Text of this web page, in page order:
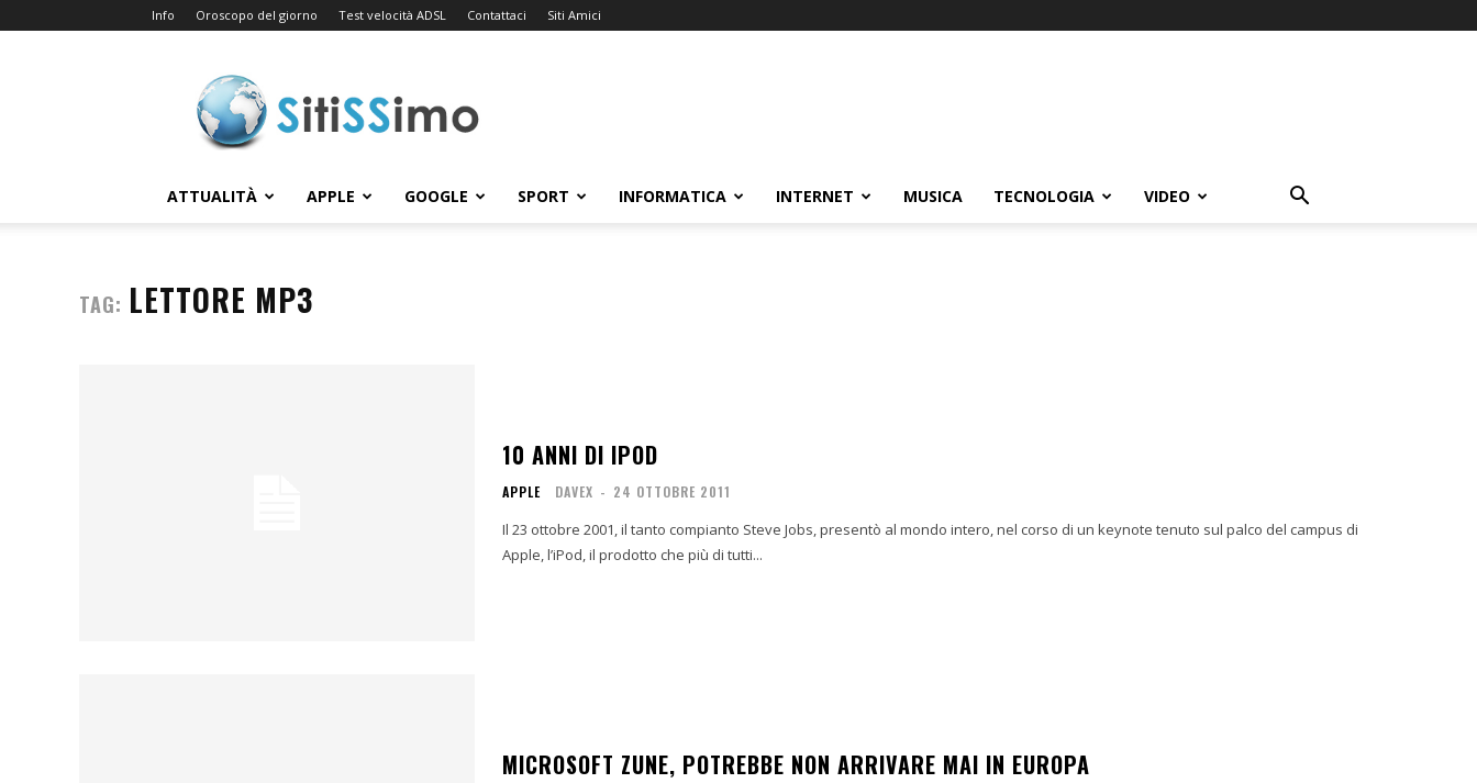
Info Oroscopo del giorno Test velocità ADSL Contattaci Siti Amici
ATTUALITÀ APPLE GOOGLE SPORT INFORMATICA INTERNET MUSICA TECNOLOGIA VIDEO
TAG: LETTORE MP3
10 ANNI DI IPOD
APPLE DAVEX - 24 OTTOBRE 2011
Il 23 ottobre 2001, il tanto compianto Steve Jobs, presentò al mondo intero, nel corso di un keynote tenuto sul palco del campus di
Apple, l’iPod, il prodotto che più di tutti...
MICROSOFT ZUNE, POTREBBE NON ARRIVARE MAI IN EUROPA